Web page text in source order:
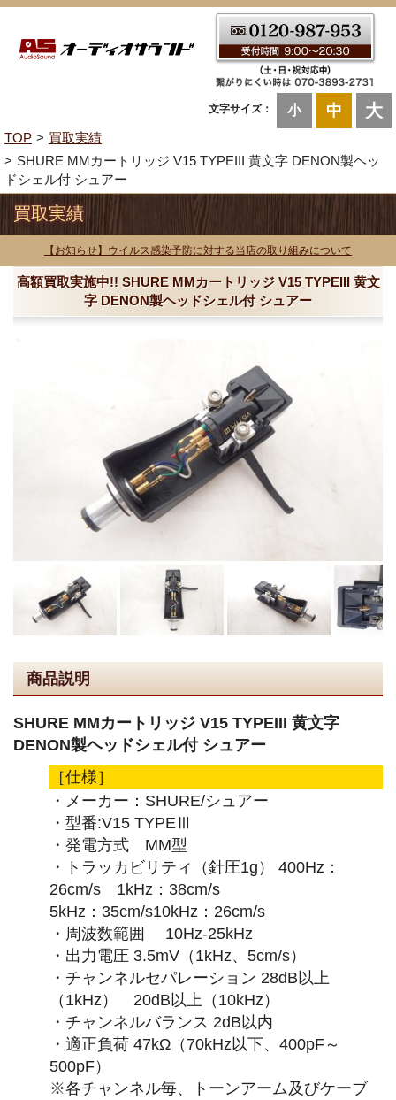
文字サイズ： 小 中 大
TOP
買取実績
SHURE MMカートリッジ V15 TYPEIII 黄文字 DENON製ヘッ
ドシェル付 シュアー
買取実績
【お知らせ】ウイルス感染予防に対する当店の取り組みについて
高額買取実施中!! SHURE MMカートリッジ V15 TYPEIII 黄文
字 DENON製ヘッドシェル付 シュアー
商品説明
SHURE MMカートリッジ V15 TYPEIII 黄文字
DENON製ヘッドシェル付 シュアー
［仕様］
・メーカー：SHURE/シュアー
・型番:V15 TYPEⅢ
・発電方式 MM型
・トラッカビリティ（針圧1g） 400Hz：
26cm/s 1kHz：38cm/s
5kHz：35cm/s10kHz：26cm/s
・周波数範囲 10Hz-25kHz
・出力電圧 3.5mV（1kHz、5cm/s）
・チャンネルセパレーション 28dB以上
（1kHz） 20dB以上（10kHz）
・チャンネルバランス 2dB以内
・適正負荷 47kΩ（70kHz以下、400pF～
500pF）
※各チャンネル毎、トーンアーム及びケーブ